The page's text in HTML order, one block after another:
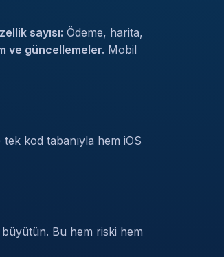
sayısı: Ödeme, harita,
ve güncellemeler. Mobil
kod tabanıyla hem iOS
büyütün. Bu hem riski hem